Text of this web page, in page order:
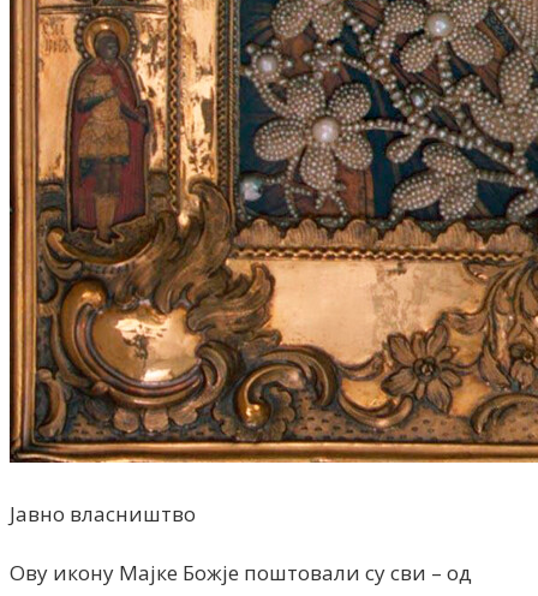
Јавно власништво
Ову икону Мајке Божје поштовали су сви – од